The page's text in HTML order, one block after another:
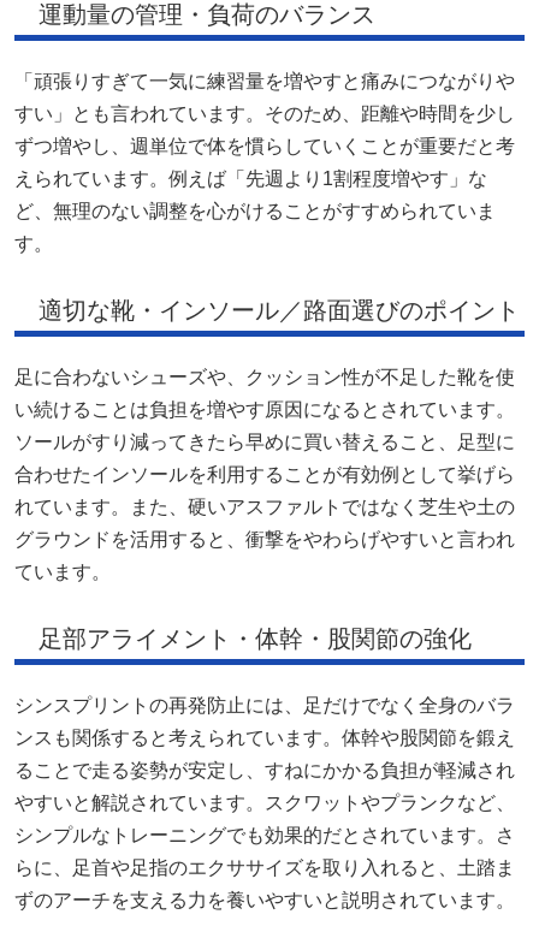
運動量の管理・負荷のバランス
「頑張りすぎて一気に練習量を増やすと痛みにつながりや
すい」とも言われています。そのため、距離や時間を少し
ずつ増やし、週単位で体を慣らしていくことが重要だと考
えられています。例えば「先週より1割程度増やす」な
ど、無理のない調整を心がけることがすすめられていま
す。
適切な靴・インソール／路面選びのポイント
足に合わないシューズや、クッション性が不足した靴を使
い続けることは負担を増やす原因になるとされています。
ソールがすり減ってきたら早めに買い替えること、足型に
合わせたインソールを利用することが有効例として挙げら
れています。また、硬いアスファルトではなく芝生や土の
グラウンドを活用すると、衝撃をやわらげやすいと言われ
ています。
足部アライメント・体幹・股関節の強化
シンスプリントの再発防止には、足だけでなく全身のバラ
ンスも関係すると考えられています。体幹や股関節を鍛え
ることで走る姿勢が安定し、すねにかかる負担が軽減され
やすいと解説されています。スクワットやプランクなど、
シンプルなトレーニングでも効果的だとされています。さ
らに、足首や足指のエクササイズを取り入れると、土踏ま
ずのアーチを支える力を養いやすいと説明されています。